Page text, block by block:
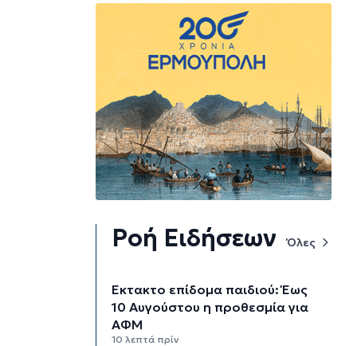
Ροή Ειδήσεων Όλες
Έκτακτο επίδομα παιδιού: Έως
10 Αυγούστου η προθεσμία για
ΑΦΜ
10 λεπτά πρίν